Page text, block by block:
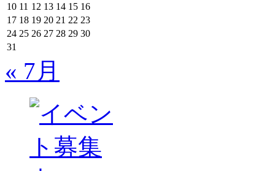
10 11 12 13 14 15 16
17 18 19 20 21 22 23
24 25 26 27 28 29 30
31
« 7月